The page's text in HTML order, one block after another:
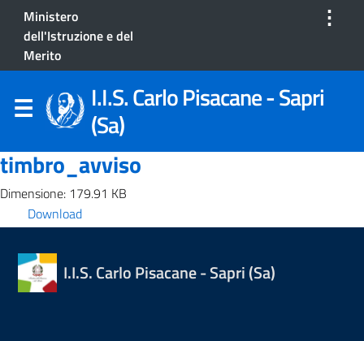
Ministero
dell'Istruzione e del
Merito
⋮
I.I.S. Carlo Pisacane - Sapri
(Sa)
timbro_avviso
Dimensione: 179.91 KB
Download
I.I.S. Carlo Pisacane - Sapri (Sa)